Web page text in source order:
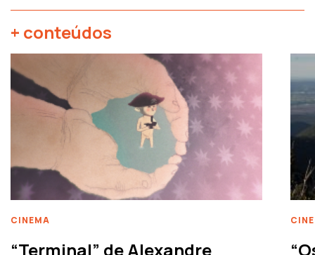
+ conteúdos
CINEMA
“Terminal” de Alexandre